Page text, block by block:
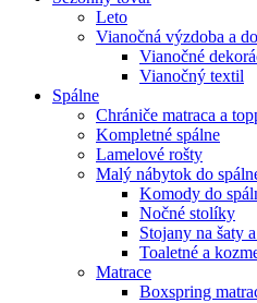
Leto
Vianočná výzdoba a
Vianočné
Vianočný textil
Spálne
Chrániče matraca a
Kompletné spálne
Lamelové rošty
Malý nábytok do
Komody do
Nočné stolíky
Stojany na šaty
Toaletné a
Matrace
Boxspring